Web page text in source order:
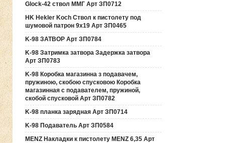
Glock-42 ствол ММГ Арт ЗП0712
HK Hekler Koch Ствол к пистолету под
шумовой патрон 9х19 Арт ЗП0465
K-98 ЗАТВОР Арт ЗП0784
K-98 Затримка затвора Задержка затвора
Арт ЗП0783
K-98 Коробка магазинна з подавачем,
пружиною, скобою спусковою Коробка
магазинная с подавателем, пружиной,
скобой спусковой Арт ЗП0782
K-98 планка зарядная Арт ЗП0714
K-98 Подаватель Арт ЗП0584
MENZ Накладки к пистолету MENZ 6,35 Арт